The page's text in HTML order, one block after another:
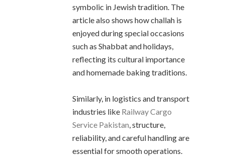
symbolic in Jewish tradition. The
article also shows how challah is
enjoyed during special occasions
such as Shabbat and holidays,
reflecting its cultural importance
and homemade baking traditions.
Similarly, in logistics and transport
industries like Railway Cargo
Service Pakistan , structure,
reliability, and careful handling are
essential for smooth operations.